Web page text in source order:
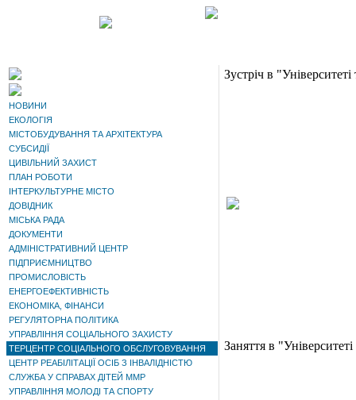
НОВИНИ
ЕКОЛОГІЯ
МІСТОБУДУВАННЯ ТА АРХІТЕКТУРА
СУБСИДІЇ
ЦИВІЛЬНИЙ ЗАХИСТ
ПЛАН РОБОТИ
ІНТЕРКУЛЬТУРНЕ МІСТО
ДОВІДНИК
МІСЬКА РАДА
ДОКУМЕНТИ
АДМІНІСТРАТИВНИЙ ЦЕНТР
ПІДПРИЄМНИЦТВО
ПРОМИСЛОВІСТЬ
ЕНЕРГОЕФЕКТИВНІСТЬ
ЕКОНОМІКА, ФІНАНСИ
РЕГУЛЯТОРНА ПОЛІТИКА
УПРАВЛІННЯ СОЦІАЛЬНОГО ЗАХИСТУ
ТЕРЦЕНТР СОЦІАЛЬНОГО ОБСЛУГОВУВАННЯ
ЦЕНТР РЕАБІЛІТАЦІЇ ОСІБ З ІНВАЛІДНІСТЮ
СЛУЖБА У СПРАВАХ ДІТЕЙ ММР
УПРАВЛІННЯ МОЛОДІ ТА СПОРТУ
Зустріч в "Університеті
Заняття в